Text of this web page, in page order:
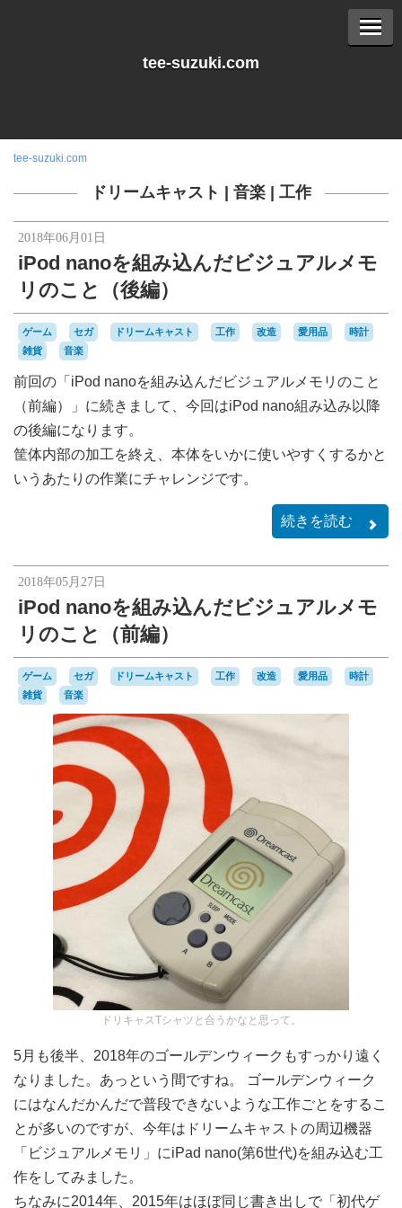
tee-suzuki.com
tee-suzuki.com
ドリームキャスト 音楽 工作
2018年06月01日
iPod nanoを組み込んだビジュアルメモ
リのこと（後編）
ゲーム セガ ドリームキャスト 工作 改造 愛用品
時計
雑貨
音楽
前回の「iPod nanoを組み込んだビジュアルメモリのこと
（前編）」に続きまして、今回はiPod nano組み込み以降
の後編になります。
筐体内部の加工を終え、本体をいかに使いやすくするかと
いうあたりの作業にチャレンジです。
続きを読む
2018年05月27日
iPod nanoを組み込んだビジュアルメモ
リのこと（前編）
ゲーム セガ ドリームキャスト 工作 改造 愛用品
時計
雑貨
音楽
ドリキャスTシャツと合うかなと思って。
5月も後半、2018年のゴールデンウィークもすっかり遠く
なりました。あっという間ですね。 ゴールデンウィーク
にはなんだかんだで普段できないような工作ごとをするこ
とが多いのですが、今年はドリームキャストの周辺機器
「ビジュアルメモリ」にiPad nano(第6世代)を組み込む工
作をしてみました。
ちなみに2014年、2015年はほぼ同じ書き出しで「初代ゲ